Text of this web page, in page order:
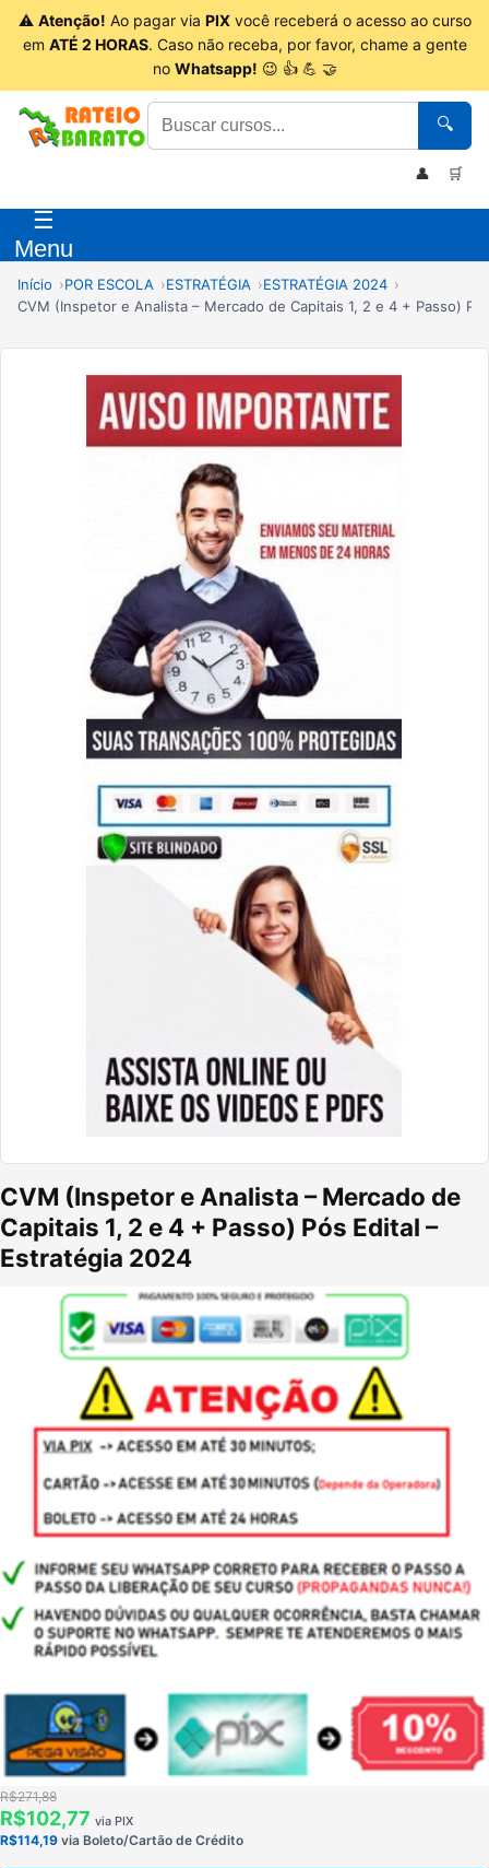
⚠ Atenção! Ao pagar via PIXvocê receberá o acesso ao curso
em ATÉ 2 HORAS. Caso não receba, por favor, chame a gente
no Whatsapp! 😉 👍 💪 🤝
🔍
👤 🛒
☰
Menu
Início POR ESCOLA ESTRATÉGIA
ESTRATÉGIA 2024
CVM (Inspetor e Analista – Mercado de Capitais 1, 2 e 4 + Passo)
CVM (Inspetor e Analista – Mercado de
Capitais 1, 2 e 4 + Passo) Pós Edital –
Estratégia 2024
R$271,88
R$102,77 via PIX
R$114,19 via Boleto/Cartão de Crédito